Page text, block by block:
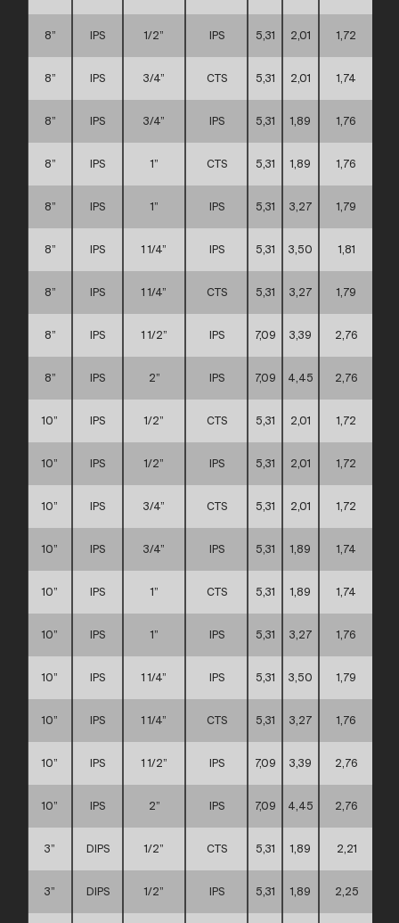
8” IPS 1/2” IPS 5,31 2,01 1,72
8” IPS 3/4” CTS 5,31 2,01 1,74
8” IPS 3/4” IPS 5,31 1,89 1,76
8” IPS 1” CTS 5,31 1,89 1,76
8” IPS 1” IPS 5,31 3,27 1,79
8” IPS 1 1/4” IPS 5,31 3,50 1,81
8” IPS 1 1/4” CTS 5,31 3,27 1,79
8” IPS 1 1/2” IPS 7,09 3,39 2,76
8” IPS 2” IPS 7,09 4,45 2,76
10” IPS 1/2” CTS 5,31 2,01 1,72
10” IPS 1/2” IPS 5,31 2,01 1,72
10” IPS 3/4” CTS 5,31 2,01 1,72
10” IPS 3/4” IPS 5,31 1,89 1,74
10” IPS 1” CTS 5,31 1,89 1,74
10” IPS 1” IPS 5,31 3,27 1,76
10” IPS 1 1/4” IPS 5,31 3,50 1,79
10” IPS 1 1/4” CTS 5,31 3,27 1,76
10” IPS 1 1/2” IPS 7,09 3,39 2,76
10” IPS 2” IPS 7,09 4,45 2,76
3” DIPS 1/2” CTS 5,31 1,89 2,21
3” DIPS 1/2” IPS 5,31 1,89 2,25